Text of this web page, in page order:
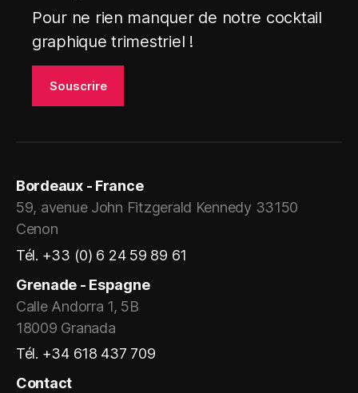
Pour ne rien manquer de notre cocktail
graphique trimestriel !
Bordeaux - France
59, avenue John Fitzgerald Kennedy 33150
Cenon
Tél. +33 (0) 6 24 59 89 61
Grenade - Espagne
Calle Andorra 1, 5B
18009 Granada
Tél. +34 618 437 709
Contact